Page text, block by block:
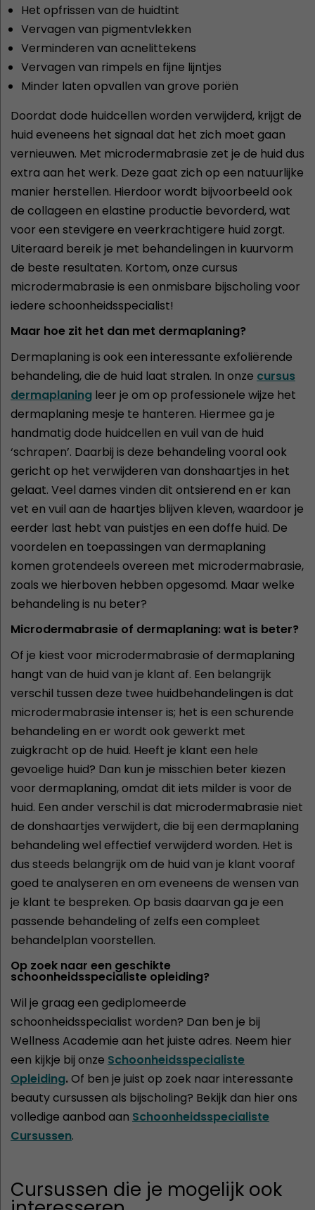
Het opfrissen van de huidtint
Vervagen van pigmentvlekken
Verminderen van acnelittekens
Vervagen van rimpels en fijne lijntjes
Minder laten opvallen van grove poriën
Doordat dode huidcellen worden verwijderd, krijgt de
huid eveneens het signaal dat het zich moet gaan
vernieuwen. Met microdermabrasie zet je de huid dus
extra aan het werk. Deze gaat zich op een natuurlijke
manier herstellen. Hierdoor wordt bijvoorbeeld ook
de collageen en elastine productie bevorderd, wat
voor een stevigere en veerkrachtigere huid zorgt.
Uiteraard bereik je met behandelingen in kuurvorm
de beste resultaten. Kortom, onze cursus
microdermabrasie is een onmisbare bijscholing voor
iedere schoonheidsspecialist!
Maar hoe zit het dan met dermaplaning?
Dermaplaning is ook een interessante exfoliërende
behandeling, die de huid laat stralen. In onze cursus
dermaplaning leer je om op professionele wijze het
dermaplaning mesje te hanteren. Hiermee ga je
handmatig dode huidcellen en vuil van de huid
‘schrapen’. Daarbij is deze behandeling vooral ook
gericht op het verwijderen van donshaartjes in het
gelaat. Veel dames vinden dit ontsierend en er kan
vet en vuil aan de haartjes blijven kleven, waardoor je
eerder last hebt van puistjes en een doffe huid. De
voordelen en toepassingen van dermaplaning
komen grotendeels overeen met microdermabrasie,
zoals we hierboven hebben opgesomd. Maar welke
behandeling is nu beter?
Microdermabrasie of dermaplaning: wat is beter?
Of je kiest voor microdermabrasie of dermaplaning
hangt van de huid van je klant af. Een belangrijk
verschil tussen deze twee huidbehandelingen is dat
microdermabrasie intenser is; het is een schurende
behandeling en er wordt ook gewerkt met
zuigkracht op de huid. Heeft je klant een hele
gevoelige huid? Dan kun je misschien beter kiezen
voor dermaplaning, omdat dit iets milder is voor de
huid. Een ander verschil is dat microdermabrasie niet
de donshaartjes verwijdert, die bij een dermaplaning
behandeling wel effectief verwijderd worden. Het is
dus steeds belangrijk om de huid van je klant vooraf
goed te analyseren en om eveneens de wensen van
je klant te bespreken. Op basis daarvan ga je een
passende behandeling of zelfs een compleet
behandelplan voorstellen.
Op zoek naar een geschikte
schoonheidsspecialiste opleiding?
Wil je graag een gediplomeerde
schoonheidsspecialist worden? Dan ben je bij
Wellness Academie aan het juiste adres. Neem hier
een kijkje bij onze Schoonheidsspecialiste
Opleiding.Of ben je juist op zoek naar interessante
beauty cursussen als bijscholing? Bekijk dan hier ons
volledige aanbod aan Schoonheidsspecialiste
Cursussen.
Cursussen die je mogelijk ook